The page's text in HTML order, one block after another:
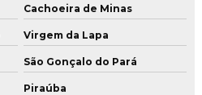
Cachoeira de Minas
Virgem da Lapa
São Gonçalo do Pará
Piraúba